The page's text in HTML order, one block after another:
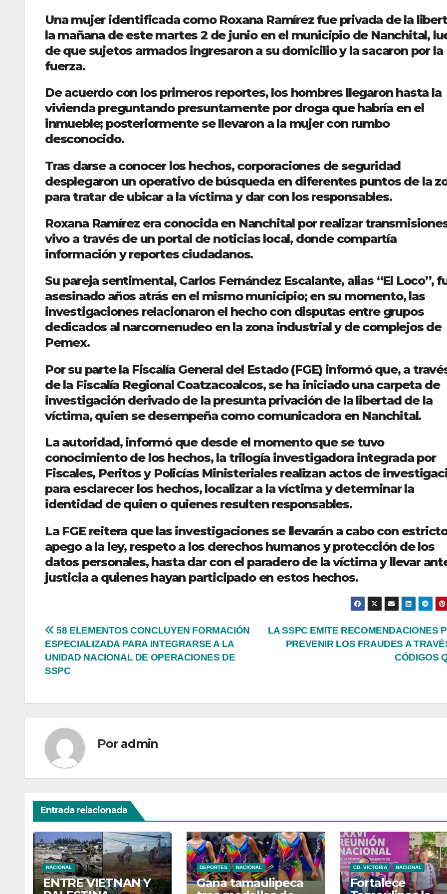
Una mujer identificada como Roxana Ramírez fue privada de la
la mañana de este martes 2 de junio en el municipio de Nanchital,
de que sujetos armados ingresaron a su domicilio y la sacaron por la
fuerza.
De acuerdo con los primeros reportes, los hombres llegaron hasta la
vivienda preguntando presuntamente por droga que habría en el
inmueble; posteriormente se llevaron a la mujer con rumbo
desconocido.
Tras darse a conocer los hechos, corporaciones de seguridad
desplegaron un operativo de búsqueda en diferentes puntos de la
para tratar de ubicar a la víctima y dar con los responsables.
Roxana Ramírez era conocida en Nanchital por realizar
vivo a través de un portal de noticias local, donde compartía
información y reportes ciudadanos.
Su pareja sentimental, Carlos Fernández Escalante, alias “El Loco”,
asesinado años atrás en el mismo municipio; en su momento, las
investigaciones relacionaron el hecho con disputas entre grupos
dedicados al narcomenudeo en la zona industrial y de complejos de
Pemex.
Por su parte la Fiscalía General del Estado (FGE) informó que, a
de la Fiscalía Regional Coatzacoalcos, se ha iniciado una carpeta de
investigación derivado de la presunta privación de la libertad de la
víctima, quien se desempeña como comunicadora en Nanchital.
La autoridad, informó que desde el momento que se tuvo
conocimiento de los hechos, la trilogía investigadora integrada por
Fiscales, Peritos y Policías Ministeriales realizan actos de
para esclarecer los hechos, localizar a la víctima y determinar la
identidad de quien o quienes resulten responsables.
La FGE reitera que las investigaciones se llevarán a cabo con
apego a la ley, respeto a los derechos humanos y protección de los
datos personales, hasta dar con el paradero de la víctima y llevar
justicia a quienes hayan participado en estos hechos.
Navegación
de
entradas
LA SSPC EMITE RECOMENDACIONES
PREVENIR LOS FRAUDES A
CÓDIGOS
58 ELEMENTOS CONCLUYEN FORMACIÓN
ESPECIALIZADA PARA INTEGRARSE A LA
UNIDAD NACIONAL DE OPERACIONES DE
SSPC
Por admin
Entrada relacionada
NACIONAL
ENTRE VIETNAN Y
DEPORTES NACIONAL
Gana tamaulipeca
CD. VICTORIA NACIONAL
Fortalece